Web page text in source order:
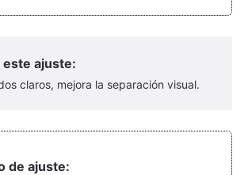
este ajuste:
claros, mejora la separación visual.
de ajuste: